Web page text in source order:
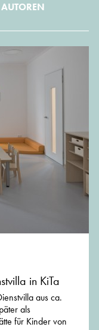
und
den Wert
erkennen und
Detail
Arbeit ist
Nutzer.In
beziehen
und fordern
AUTOREN
in KiTa
aus ca.
als
für Kinder von